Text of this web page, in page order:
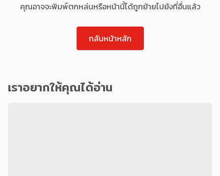
คุณอาจจะพิมพ์ตกหล่นหรือหน้านี้ได้ถูกย้ายไปยังที่อื่นแล้ว
กลับหน้าหลัก
เราอยากให้คุณได้อ่าน